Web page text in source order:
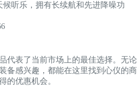
听乐，拥有长续航和先进降噪功
代表了当前市场上的最佳选择。无论
备感兴趣，都能在这里找到心仪的商
的优惠机会。